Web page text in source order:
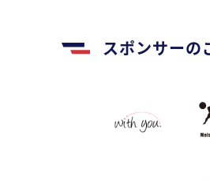
スポンサーの